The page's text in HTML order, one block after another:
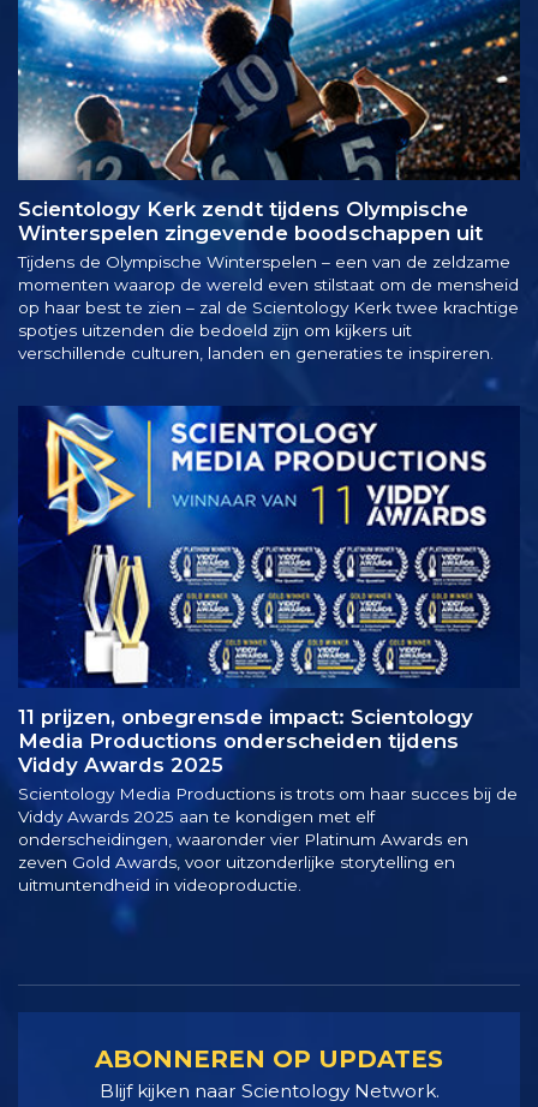
Scientology Kerk zendt tijdens Olympische
Winterspelen zingevende boodschappen uit
Tijdens de Olympische Winterspelen – een van de zeldzame
momenten waarop de wereld even stilstaat om de mensheid
op haar best te zien – zal de Scientology Kerk twee krachtige
spotjes uitzenden die bedoeld zijn om kijkers uit
verschillende culturen, landen en generaties te inspireren.
11 prijzen, onbegrensde impact: Scientology
Media Productions onderscheiden tijdens
Viddy Awards 2025
Scientology Media Productions is trots om haar succes bij de
Viddy Awards 2025 aan te kondigen met elf
onderscheidingen, waaronder vier Platinum Awards en
zeven Gold Awards, voor uitzonderlijke storytelling en
uitmuntendheid in videoproductie.
ABONNEREN OP UPDATES
Blijf kijken naar Scientology Network.